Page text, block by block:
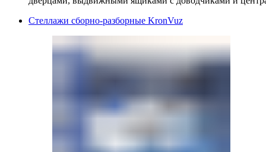
Стеллажи сборно-разборные KronVuz